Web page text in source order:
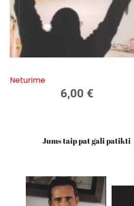
Neturime
6,00 €
Jums taip pat gali patikti